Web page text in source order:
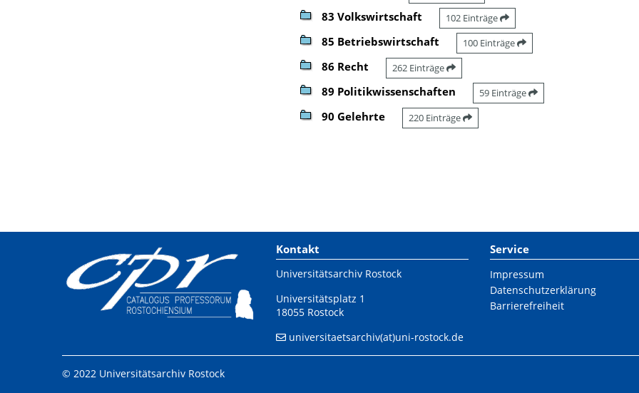
83 Volkswirtschaft 102 Einträge
85 Betriebswirtschaft 100 Einträge
86 Recht 262 Einträge
89 Politikwissenschaften 59 Einträge
90 Gelehrte 220 Einträge
Kontakt
Universitätsarchiv Rostock
Universitätsplatz 1
18055 Rostock
universitaetsarchiv(at)uni-rostock.de
Service
Impressum
Datenschutzerklärung
Barrierefreiheit
© 2022 Universitätsarchiv Rostock